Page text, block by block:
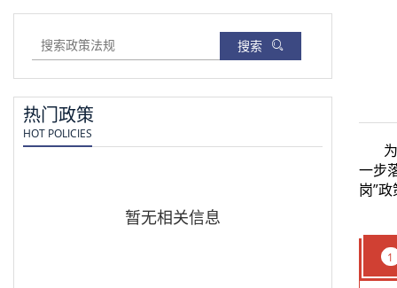
搜索
热门政策
HOT POLICIES
暂无相关信息
一步
岗”
1